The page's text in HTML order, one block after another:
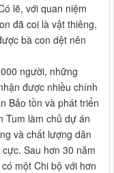
lẽ, với quan niệm
đã coi là vật thiêng,
bà con dệt nên
người, những
được nhiều chính
Bảo tồn và phát triển
Tum làm chủ dự án
và chất lượng dân
Sau hơn 30 năm
một Chi bộ với hơn